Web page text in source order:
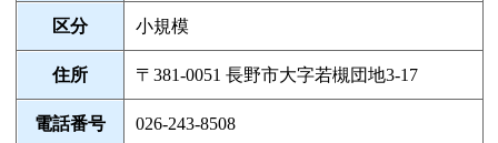
区分 小規模
住所 〒381-0051 長野市大字若槻団地3-17
電話番号 026-243-8508